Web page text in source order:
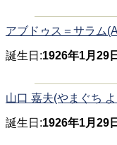
アブドゥス＝サラム
誕生日:1926年1月29
山口 嘉夫(やまぐち
誕生日:1926年1月29